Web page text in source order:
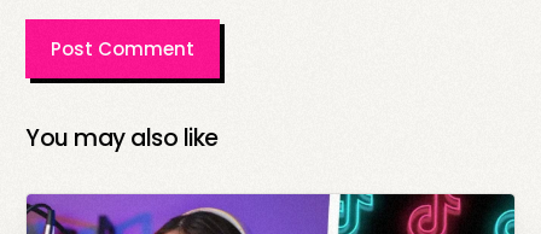
You may also like